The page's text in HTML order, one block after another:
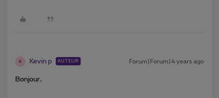
K Kevin p AUTEUR Forum|Forum|4 years ago
Bonjour,